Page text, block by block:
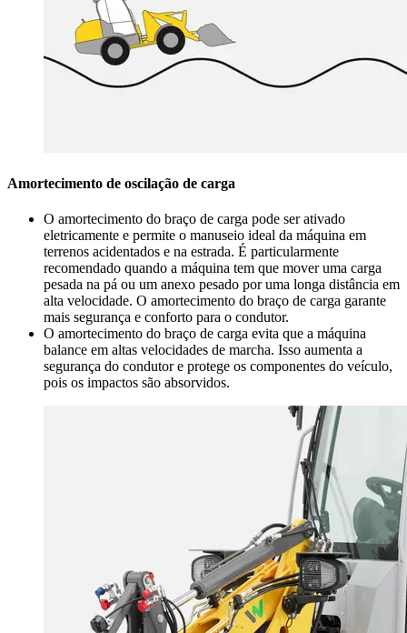
Amortecimento de oscilação de carga
O amortecimento do braço de carga pode ser ativado
eletricamente e permite o manuseio ideal da máquina em
terrenos acidentados e na estrada. É particularmente
recomendado quando a máquina tem que mover uma carga
pesada na pá ou um anexo pesado por uma longa distância em
alta velocidade. O amortecimento do braço de carga garante
mais segurança e conforto para o condutor.
O amortecimento do braço de carga evita que a máquina
balance em altas velocidades de marcha. Isso aumenta a
segurança do condutor e protege os componentes do veículo,
pois os impactos são absorvidos.